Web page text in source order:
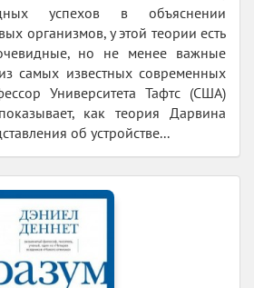
успехов в объяснении
организмов, у этой теории есть
но не менее важные
самых известных современных
Университета Тафтс (США)
как теория Дарвина
об устройстве...